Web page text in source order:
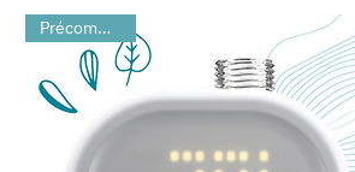
Précommande